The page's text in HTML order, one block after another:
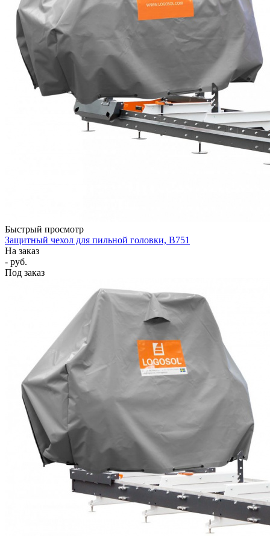
Быстрый просмотр
Защитный чехол для пильной головки, B751
На заказ
- руб.
Под заказ